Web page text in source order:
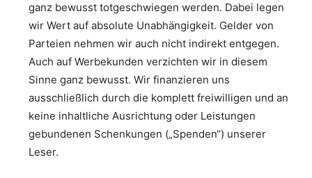
ganz bewusst totgeschwiegen werden. Dabei legen
wir Wert auf absolute Unabhängigkeit. Gelder von
Parteien nehmen wir auch nicht indirekt entgegen.
Auch auf Werbekunden verzichten wir in diesem
Sinne ganz bewusst. Wir finanzieren uns
ausschließlich durch die komplett freiwilligen und an
keine inhaltliche Ausrichtung oder Leistungen
gebundenen Schenkungen („Spenden“) unserer
Leser.